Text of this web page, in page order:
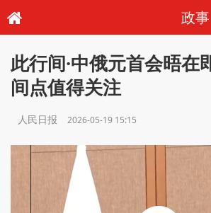
政事
此行间·中俄元首会晤在
间点值得关注
人民日报 2026-05-19 15:15